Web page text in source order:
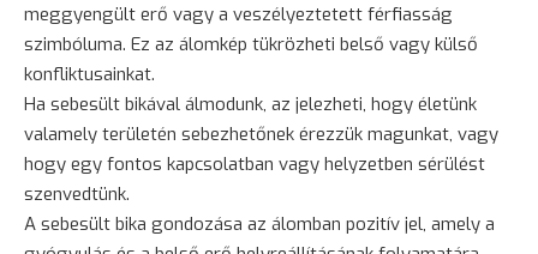
meggyengült erő vagy a veszélyeztetett férfiasság
szimbóluma. Ez az álomkép tükrözheti belső vagy külső
konfliktusainkat.
Ha sebesült bikával álmodunk, az jelezheti, hogy életünk
valamely területén sebezhetőnek érezzük magunkat, vagy
hogy egy fontos kapcsolatban vagy helyzetben sérülést
szenvedtünk.
A sebesült bika gondozása az álomban pozitív jel, amely a